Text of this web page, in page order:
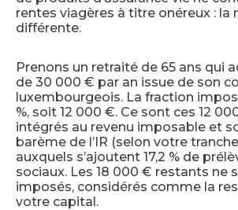
rentes viagères à titre onéreux : la
différente.
Prenons un retraité de 65 ans qui
de 30 000 € par an issue de son
luxembourgeois. La fraction
%, soit 12 000 €. Ce sont ces 12
intégrés au revenu imposable et
barème de l’IR (selon votre
auxquels s’ajoutent 17,2 % de
sociaux. Les 18 000 € restants ne
imposés, considérés comme la
votre capital.